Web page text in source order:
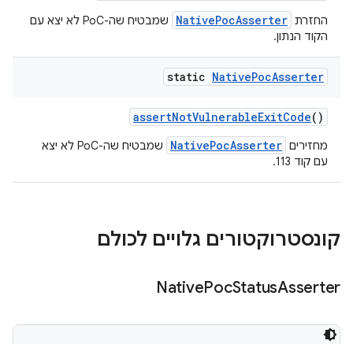
החזרת NativePocAsserter
שמבטיח שה-PoC לא יצא עם
הקוד הנתון.
static NativePocAsserter
assertNotVulnerableExitCode()
מחזירים NativePocAsserter
שמבטיח שה-PoC לא יצא
עם קוד 113.
קונסטרוקטורים גלויים לכולם
NativePocStatusAsserter